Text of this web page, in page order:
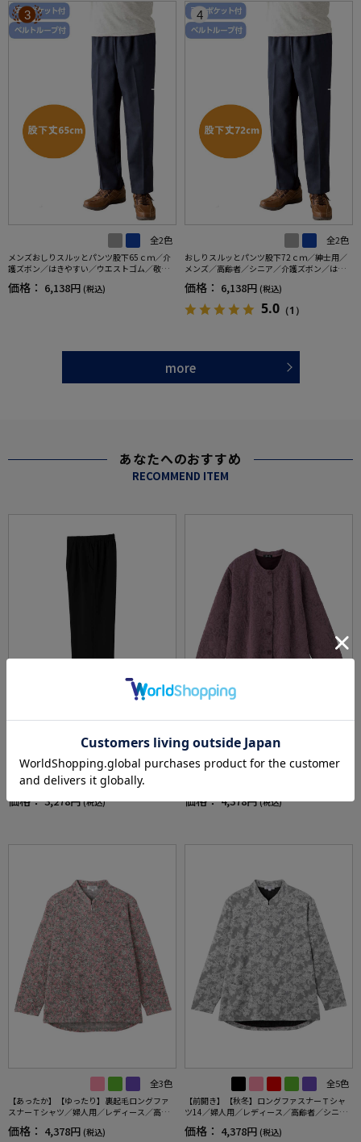
3
全2色
メンズおしりスルッとパンツ股下65ｃｍ／介
護ズボン／はきやすい／ウエストゴム／敬老
の日／ギフト／プレゼント【CF】
価格： 6,138円 (税込)
4
全2色
おしりスルッとパンツ股下72ｃｍ／紳士用／
メンズ／高齢者／シニア／介護ズボン／はき
やすい／ウエストゴム／敬老の日／ギフト／
プレゼント【CF】
価格： 6,138円 (税込)
5.0 （1）
more
あなたへのおすすめ
RECOMMEND ITEM
【あったか】【のびのび】裏起毛柔らかレー
ヨンおしゃれパンツ股下65?／婦人用／レディ
が書ける／名前記入欄付／洗濯機OK／両脇ポ
価格：3,278円 (税込)
【前開き】【秋冬】薄中綿キルト花柄カーデ
入欄付／両脇ポケット／ゆったり／のびのび
価格：4,378円 (税込)
全3色
【あったか】【ゆったり】裏起毛ロングファ
スナーＴシャツ／婦人用／レディース／高齢
者／シニア／後ろ長め／名前が書ける／名前
記入欄付／洗濯機OK／前ポケット／おしゃれ
価格： 4,378円 (税込)
全5色
【前開き】【秋冬】ロングファスナーＴシャ
ツ14／婦人用／レディース／高齢者／シニア
／後ろ長め／ゆったり／洗濯機OK／名前記入
欄付／前ポケット／ギフト／プレゼント【C
価格： 4,378円 (税込)